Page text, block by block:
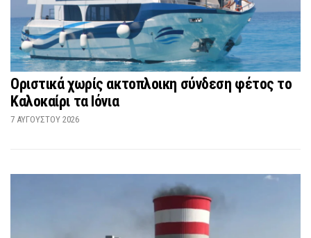
Οριστικά χωρίς ακτοπλοικη σύνδεση φέτος το
Καλοκαίρι τα Ιόνια
7 ΑΥΓΟΎΣΤΟΥ 2026